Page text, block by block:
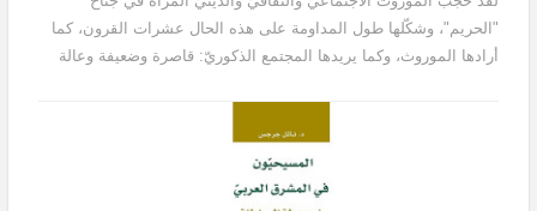
"الحريم"، وشكّلها طول المداومة على هذه الحال عشرات القرون، كما
أرادها الموروث، وكما يريدها المجتمع الذكوريّ: قاصرة وضعيفة وعالة